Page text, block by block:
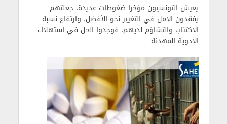
يعيش التونسيون مؤخرا ضغوطات عديدة، جعلتهم
يفقدون الامل في التغيير نحو الأفضل، وارتفاع نسبة
الاكتئاب والتشاؤم لديهم، فوجدوا الحل في استهلاك
الأدوية المهدئة...